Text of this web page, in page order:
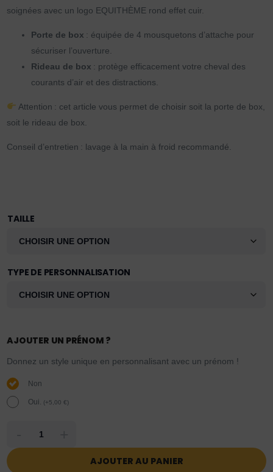
soignées avec un logo EQUITHÈME rond effet cuir.
Porte de box : équipée de 4 mousquetons d’attache pour
sécuriser l’ouverture.
Rideau de box : protège efficacement votre cheval des
courants d’air et des distractions.
Attention : cet article vous permet de choisir soit la porte de box,
soit le rideau de box.
Conseil d’entretien : lavage à la main à froid recommandé.
TAILLE
TYPE DE PERSONNALISATION
AJOUTER UN PRÉNOM ?
Donnez un style unique en personnalisant avec un prénom !
Non
Oui. (+5,00€)
AJOUTER AU PANIER